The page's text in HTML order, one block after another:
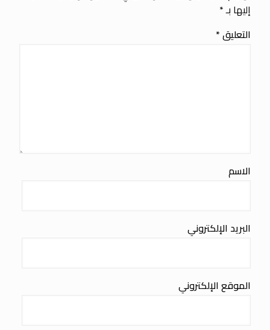
إليها بـ*
التعليق*
الاسم
البريد الإلكتروني
الموقع الإلكتروني